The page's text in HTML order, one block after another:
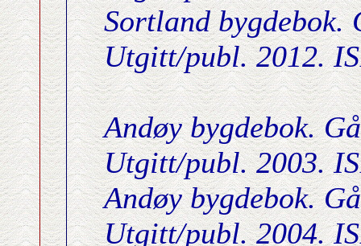
Sortland bygdebok.
Utgitt/publ. 2012.
Andøy bygdebok.
Utgitt/publ. 2003.
Andøy bygdebok.
Utgitt/publ. 2004.